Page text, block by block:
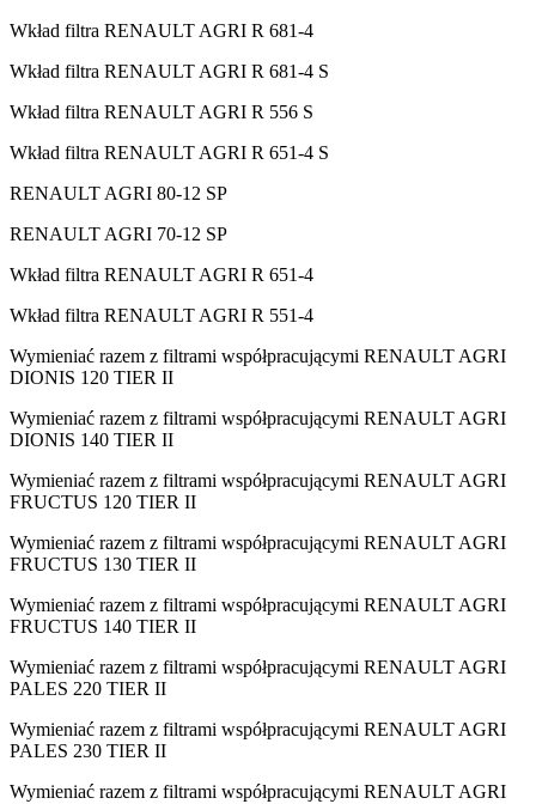
Wkład filtra RENAULT AGRI R 681-4
Wkład filtra RENAULT AGRI R 681-4 S
Wkład filtra RENAULT AGRI R 556 S
Wkład filtra RENAULT AGRI R 651-4 S
RENAULT AGRI 80-12 SP
RENAULT AGRI 70-12 SP
Wkład filtra RENAULT AGRI R 651-4
Wkład filtra RENAULT AGRI R 551-4
Wymieniać razem z filtrami współpracującymi RENAULT AGRI
DIONIS 120 TIER II
Wymieniać razem z filtrami współpracującymi RENAULT AGRI
DIONIS 140 TIER II
Wymieniać razem z filtrami współpracującymi RENAULT AGRI
FRUCTUS 120 TIER II
Wymieniać razem z filtrami współpracującymi RENAULT AGRI
FRUCTUS 130 TIER II
Wymieniać razem z filtrami współpracującymi RENAULT AGRI
FRUCTUS 140 TIER II
Wymieniać razem z filtrami współpracującymi RENAULT AGRI
PALES 220 TIER II
Wymieniać razem z filtrami współpracującymi RENAULT AGRI
PALES 230 TIER II
Wymieniać razem z filtrami współpracującymi RENAULT AGRI